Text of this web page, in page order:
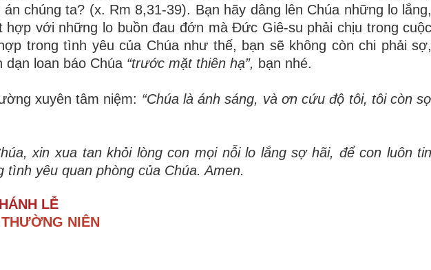
chúng ta? (x. Rm 8,31-39). Bạn hãy dâng lên Chúa những lo lắng,
hợp với những lo buồn đau đớn mà Đức Giê-su phải chịu trong cuộc
trong tình yêu của Chúa như thế, bạn sẽ không còn chi phải sợ,
dạn loan báo Chúa “trước mặt thiên hạ”, bạn nhé.
xuyên tâm niệm: “Chúa là ánh sáng, và ơn cứuđộ tôi, tôi còn sợ
úa, xin xua tan khỏi lòng con mọi nỗi lo lắng sợhãi, đểcon luôn tin
tình yêu quan phòng của Chúa. Amen.
LỄ
NIÊN